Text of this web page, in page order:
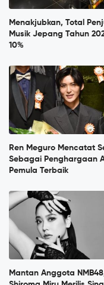
Menakjubkan, Total
Musik Jepang Tahun
10%
Ren Meguro Mencatat
Sebagai Penghargaan
Pemula Terbaik
Mantan Anggota